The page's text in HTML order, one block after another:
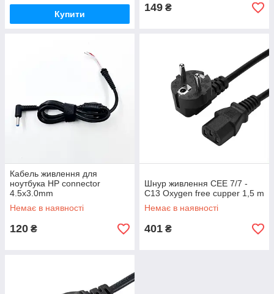
Купити
149 ₴
Кабель живлення для
ноутбука HP connector
4.5x3.0mm
Немає в наявності
120 ₴
Шнур живлення CEE 7/7 -
C13 Oxygen free cupper 1,5 m
Немає в наявності
401 ₴